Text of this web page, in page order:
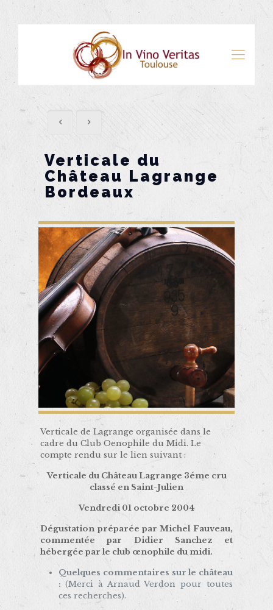
Verticale du
Château Lagrange
Bordeaux
Verticale de Lagrange organisée dans le
cadre du Club Oenophile du Midi. Le
compte rendu sur le lien suivant :
Verticale du Château Lagrange 3éme cru
classé en Saint-Julien
Vendredi 01 octobre 2004
Dégustation préparée par Michel Fauveau,
commentée par Didier Sanchez et
hébergée par le club œnophile du midi.
Quelques commentaires sur le château
: (Merci à Arnaud Verdon pour toutes
ces recherches).